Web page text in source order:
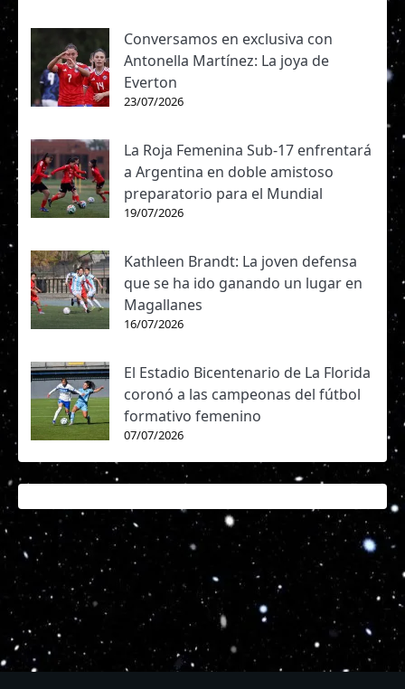
Conversamos en exclusiva con
Antonella Martínez: La joya de
Everton
23/07/2026
La Roja Femenina Sub-17 enfrentará
a Argentina en doble amistoso
preparatorio para el Mundial
19/07/2026
Kathleen Brandt: La joven defensa
que se ha ido ganando un lugar en
Magallanes
16/07/2026
El Estadio Bicentenario de La Florida
coronó a las campeonas del fútbol
formativo femenino
07/07/2026